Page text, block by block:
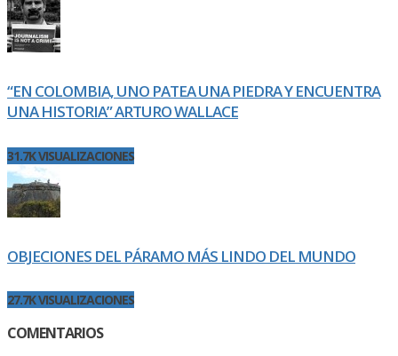
“EN COLOMBIA, UNO PATEA UNA PIEDRA Y ENCUENTRA
UNA HISTORIA” ARTURO WALLACE
31.7K VISUALIZACIONES
OBJECIONES DEL PÁRAMO MÁS LINDO DEL MUNDO
27.7K VISUALIZACIONES
COMENTARIOS